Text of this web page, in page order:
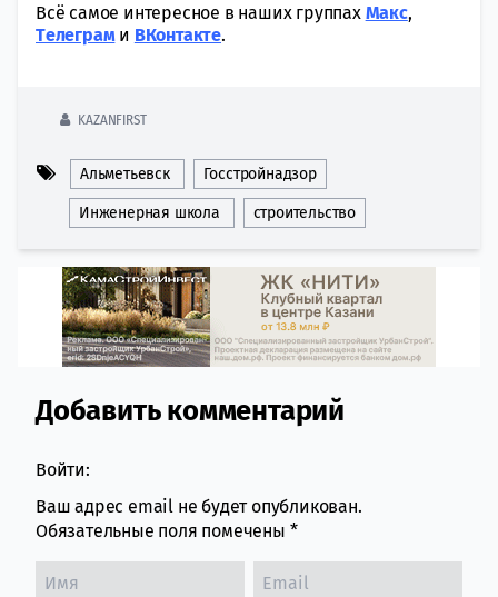
Всё самое интересное в наших группах Макс,
Tелеграми ВКонтакте.
KAZANFIRST
Альметьевск Госстройнадзор
Инженерная школа строительство
Comment section
Добавить комментарий
Войти:
Ваш адрес email не будет опубликован.
Обязательные поля помечены *